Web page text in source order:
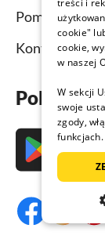
Pomoc dla
Kontakt
Pobierz
treści i
cookie"
cookie,
w naszej
W sekcji
swoje
zgody,
funkcjach.